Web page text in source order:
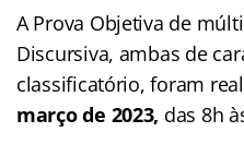
A Prova Objetiva de
Discursiva, ambas de
classificatório, foram
março de 2023, das 8h